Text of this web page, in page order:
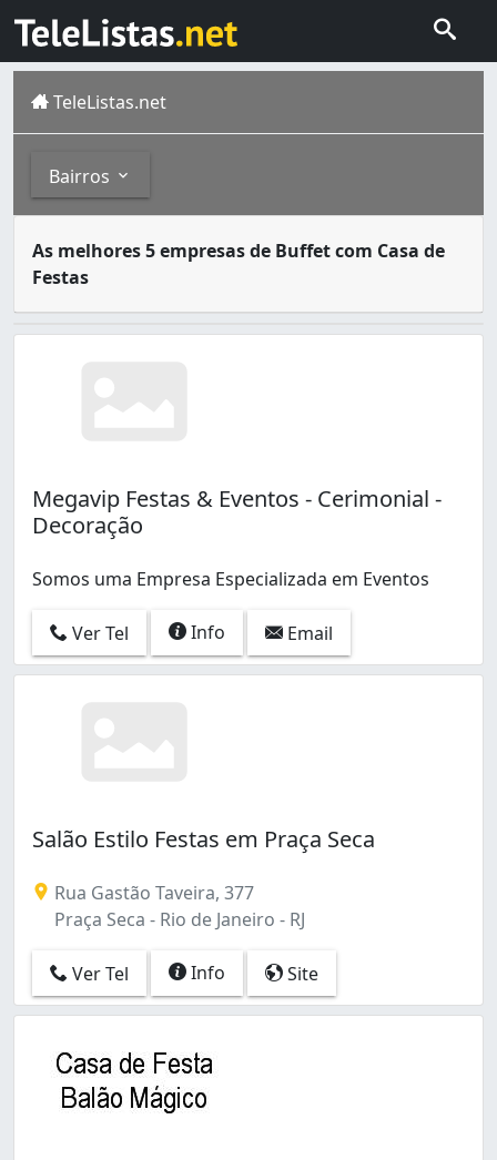
TeleListas.net
Bairros
Curicica (1)
Engenho Novo (1)
Freguesia (Jacarepaguá) (2)
Irajá (2)
Itanhangá (1)
Piedade (1)
Portuguesa (1)
Praça Seca (1)
Quintino Bocaiúva (3)
Recreio dos Bandeirantes (4)
Riachuelo (2)
São Cristóvão (1)
São Francisco Xavier (1)
Tijuca (1)
Todos os Santos (1)
Vargem Grande (2)
As melhores 5 empresas de Buffet com Casa de
Festas
A cidade do Rio de Janeiro capital do estado
Megavip Festas & Eventos - Cerimonial -
Decoração
Somos uma Empresa Especializada em Eventos
Ver Tel Info Email
Salão Estilo Festas em Praça Seca
Rua Gastão Taveira, 377
Praça Seca - Rio de Janeiro - RJ
Ver Tel Info Site